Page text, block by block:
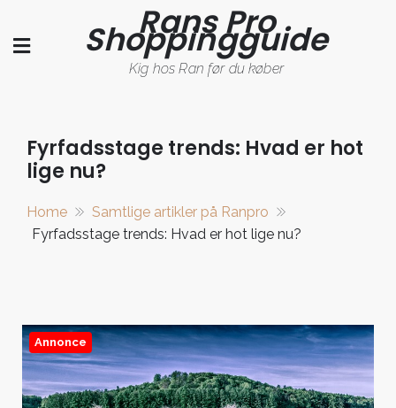
content
Rans Pro
Shoppingguide
Kig hos Ran før du køber
Fyrfadsstage trends: Hvad er hot
lige nu?
Home
Samtlige artikler på Ranpro
Fyrfadsstage trends: Hvad er hot lige nu?
Annonce